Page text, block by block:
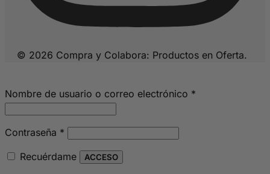
© 2026 Compra y Colabora: Productos en Oferta.
Nombre de usuario o correo electrónico *
Contraseña *
Recuérdame ACCESO